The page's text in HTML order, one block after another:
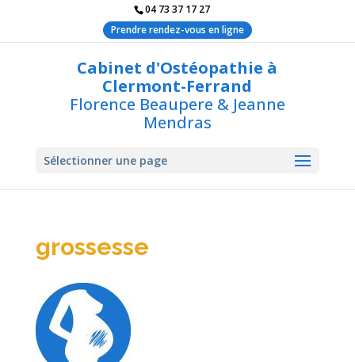
04 73 37 17 27
Prendre rendez-vous en ligne
Cabinet d'Ostéopathie à
Clermont-Ferrand
Florence Beaupere & Jeanne
Mendras
Sélectionner une page
grossesse